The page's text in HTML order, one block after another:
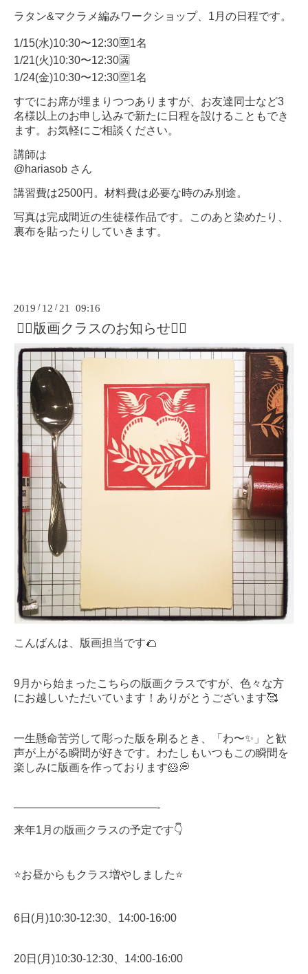
ラタン&マクラメ編みワークショップ、1月の日程です。
1/15(水)10:30〜12:30🈳1名
1/21(火)10:30〜12:30🈵
1/24(金)10:30〜12:30🈳1名
すでにお席が埋まりつつありますが、お友達同士など3
名様以上のお申し込みで新たに日程を設けることもでき
ます。お気軽にご相談ください。
講師は
@hariasob さん
講習費は2500円。材料費は必要な時のみ別途。
写真は完成間近の生徒様作品です。このあと染めたり、
裏布を貼ったりしていきます。
2019 / 12 / 21 09:16
✍🏻版画クラスのお知らせ✍🏻
こんばんは、版画担当です🌮
9月から始まったこちらの版画クラスですが、色々な方
にお越しいただいています！ありがとうございます🥰
一生懸命苦労して彫った版を刷るとき、「わ〜✨」と歓
声が上がる瞬間が好きです。わたしもいつもこの瞬間を
楽しみに版画を作っております🐹💭
—————————————-
来年1月の版画クラスの予定です👇
⭐️お昼からもクラス増やしました⭐️
6日(月)10:30-12:30、14:00-16:00
20日(月)10:30-12:30、14:00-16:00